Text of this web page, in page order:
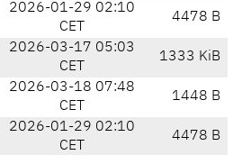
2026-01-29 02:10
CET
4478 B
2026-03-17 05:03
CET
1333 KiB
2026-03-18 07:48
CET
1448 B
2026-01-29 02:10
CET
4478 B